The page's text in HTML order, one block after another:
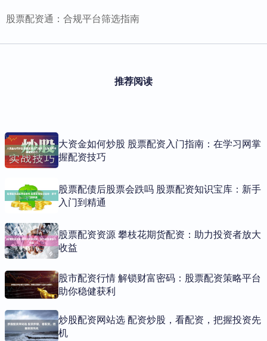
股票配资通：合规平台筛选指南
推荐阅读
大资金如何炒股 股票配资入门指南：在学习网掌
握配资技巧
股票配债后股票会跌吗 股票配资知识宝库：新手
入门到精通
股票配资资源 攀枝花期货配资：助力投资者放大
收益
股市配资行情 解锁财富密码：股票配资策略平台
助你稳健获利
炒股配资网站选 配资炒股，看配资，把握投资先
机